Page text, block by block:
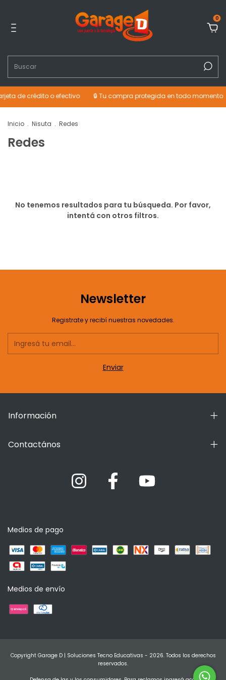
0
de crédito o efectivo 🔒 Tu compra protegida en todo momento
Inicio . Nisuta . Redes
Redes
No tenemos resultados para tu búsqueda. Por favor,
intentá con otros filtros.
Newsletter
Registrate y recibí nuestras novedades.
Información
Contactános
Medios de pago
Medios de envío
Copyright Garage D | Soluciones Tecno Educativas - 2026. Todos los derechos
reservados.